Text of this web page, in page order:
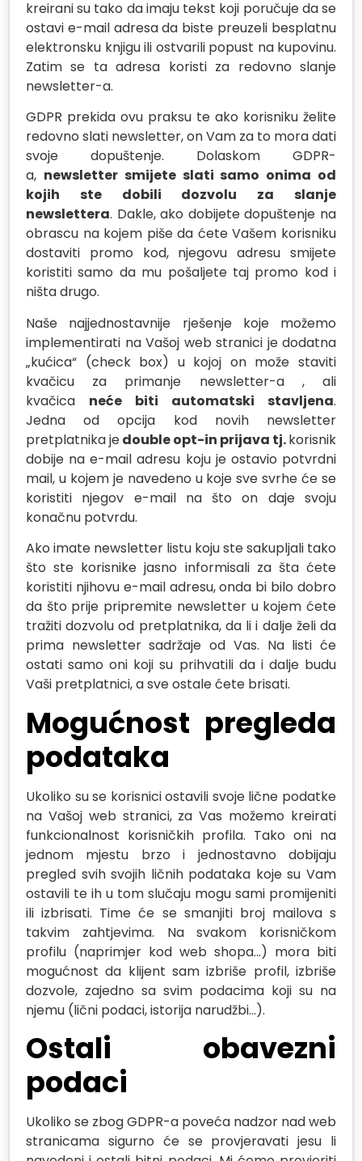
kreirani su tako da imaju tekst koji poručuje da se
ostavi e-mail adresa da biste preuzeli besplatnu
elektronsku knjigu ili ostvarili popust na kupovinu.
Zatim se ta adresa koristi za redovno slanje
newsletter-a.
GDPR prekida ovu praksu te ako korisniku želite
redovno slati newsletter, on Vam za to mora dati
svoje dopuštenje. Dolaskom GDPR-
a, newsletter smijete slati samo onima od
kojih ste dobili dozvolu za slanje
newslettera. Dakle, ako dobijete dopuštenje na
obrascu na kojem piše da ćete Vašem korisniku
dostaviti promo kod, njegovu adresu smijete
koristiti samo da mu pošaljete taj promo kod i
ništa drugo.
Naše najjednostavnije rješenje koje možemo
implementirati na Vašoj web stranici je dodatna
„kućica“ (check box) u kojoj on može staviti
kvačicu za primanje newsletter-a , ali
kvačica neće biti automatski stavljena.
Jedna od opcija kod novih newsletter
pretplatnika jedouble opt-in prijava tj.korisnik
dobije na e-mail adresu koju je ostavio potvrdni
mail, u kojem je navedeno u koje sve svrhe će se
koristiti njegov e-mail na što on daje svoju
konačnu potvrdu.
Ako imate newsletter listu koju ste sakupljali tako
što ste korisnike jasno informisali za šta ćete
koristiti njihovu e-mail adresu, onda bi bilo dobro
da što prije pripremite newsletter u kojem ćete
tražiti dozvolu od pretplatnika, da li i dalje želi da
prima newsletter sadržaje od Vas. Na listi će
ostati samo oni koji su prihvatili da i dalje budu
Vaši pretplatnici, a sve ostale ćete brisati.
Mogućnost pregleda
podataka
Ukoliko su se korisnici ostavili svoje lične podatke
na Vašoj web stranici, za Vas možemo kreirati
funkcionalnost korisničkih profila. Tako oni na
jednom mjestu brzo i jednostavno dobijaju
pregled svih svojih ličnih podataka koje su Vam
ostavili te ih u tom slučaju mogu sami promijeniti
ili izbrisati. Time će se smanjiti broj mailova s
takvim zahtjevima. Na svakom korisničkom
profilu (naprimjer kod web shopa…) mora biti
mogućnost da klijent sam izbriše profil, izbriše
dozvole, zajedno sa svim podacima koji su na
njemu (lični podaci, istorija narudžbi…).
Ostali obavezni
podaci
Ukoliko se zbog GDPR-a poveća nadzor nad web
stranicama sigurno će se provjeravati jesu li